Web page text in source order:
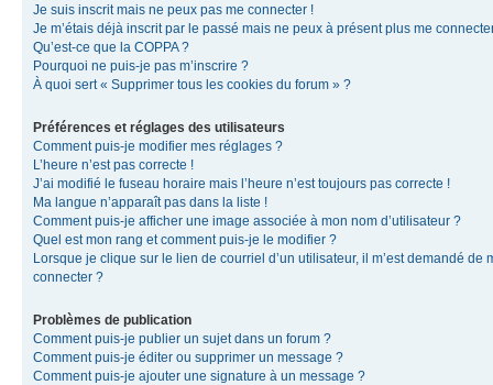
Je suis inscrit mais ne peux pas me connecter !
Je m’étais déjà inscrit par le passé mais ne peux à présent plus me
Qu’est-ce que la COPPA ?
Pourquoi ne puis-je pas m’inscrire ?
À quoi sert « Supprimer tous les cookies du forum » ?
Préférences et réglages des utilisateurs
Comment puis-je modifier mes réglages ?
L’heure n’est pas correcte !
J’ai modifié le fuseau horaire mais l’heure n’est toujours pas correcte !
Ma langue n’apparaît pas dans la liste !
Comment puis-je afficher une image associée à mon nom d’utilisateur ?
Quel est mon rang et comment puis-je le modifier ?
Lorsque je clique sur le lien de courriel d’un utilisateur, il m’est demandé de
connecter ?
Problèmes de publication
Comment puis-je publier un sujet dans un forum ?
Comment puis-je éditer ou supprimer un message ?
Comment puis-je ajouter une signature à un message ?